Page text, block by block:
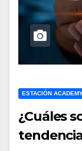
ESTACIÓN
¿Cuáles